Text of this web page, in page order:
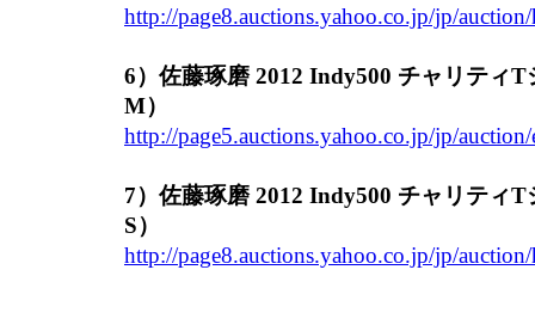
http://page8.auctions.yahoo.co.jp/jp/
6）佐藤琢磨 2012 Indy500 チャリティ
M）
http://page5.auctions.yahoo.co.jp/jp/
7）佐藤琢磨 2012 Indy500 チャリティ
S）
http://page8.auctions.yahoo.co.jp/jp/